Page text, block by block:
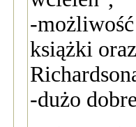
-
książki
-dużo